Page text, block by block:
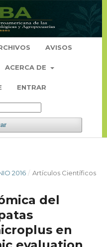
AVISOS
ACERCA DE
ENTRAR
2016 / Artículos Científicos
del
en